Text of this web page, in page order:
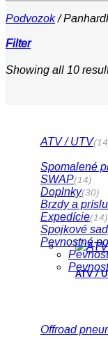
ATV /
Podvozok /
Filter
Showing all 10
ATV / UTV
Spomalené
SWAP(14)
Doplnky(30)
Brzdy a
Expedície(14)
Spojkové
Pevnostné
Offroad